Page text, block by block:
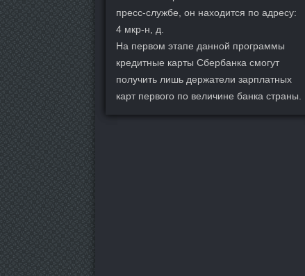
пресс-службе, он находится по адресу:
4 мкр-н, д.
На первом этапе данной программы
кредитные карты Сбербанка смогут
получить лишь держатели зарплатных
карт первого по величине банка страны.